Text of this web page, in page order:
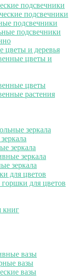
подсвечники
подсвечники
подсвечники
подсвечники
цветы и деревья
цветы и
цветы
растения
зеркала
зеркала
зеркала
зеркала
для цветов
для цветов
книг
вазы
вазы
вазы